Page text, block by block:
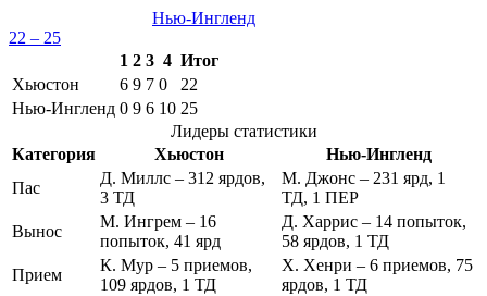
Нью-Ингленд
22 – 25
1 2 3 4 Итог
Хьюстон
6 9 7 0
22
Нью-Ингленд 0 9 6 10 25
Лидеры статистики
Категория
Хьюстон
Нью-Ингленд
Пас
Д. Миллс – 312 ярдов,
3 ТД
М. Джонс – 231 ярд, 1
ТД, 1 ПЕР
Вынос
М. Ингрем – 16
попыток, 41 ярд
Д. Харрис – 14 попыток,
58 ярдов, 1 ТД
Прием
К. Мур – 5 приемов,
109 ярдов, 1 ТД
Х. Хенри – 6 приемов, 75
ярдов, 1 ТД